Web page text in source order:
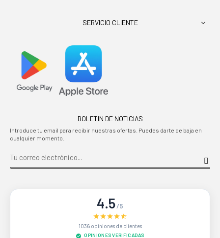
SERVICIO CLIENTE 
BOLETIN DE NOTICIAS
Introduce tu email para recibir nuestras ofertas. Puedes darte de baja en
cualquier momento.
4.5/5
1036 opiniones de clientes
OPINIONES VERIFICADAS